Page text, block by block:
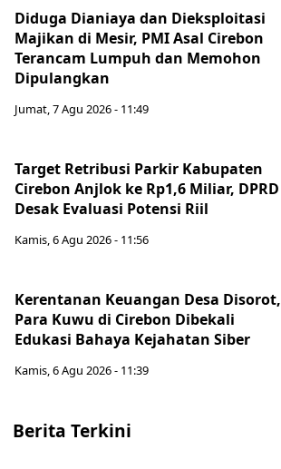
Diduga Dianiaya dan Dieksploitasi
Majikan di Mesir, PMI Asal Cirebon
Terancam Lumpuh dan Memohon
Dipulangkan
Jumat, 7 Agu 2026 - 11:49
Target Retribusi Parkir Kabupaten
Cirebon Anjlok ke Rp1,6 Miliar, DPRD
Desak Evaluasi Potensi Riil
Kamis, 6 Agu 2026 - 11:56
Kerentanan Keuangan Desa Disorot,
Para Kuwu di Cirebon Dibekali
Edukasi Bahaya Kejahatan Siber
Kamis, 6 Agu 2026 - 11:39
Berita Terkini